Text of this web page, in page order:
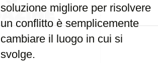
soluzione migliore per risolvere
un conflitto è semplicemente
cambiare il luogo in cui si
svolge.